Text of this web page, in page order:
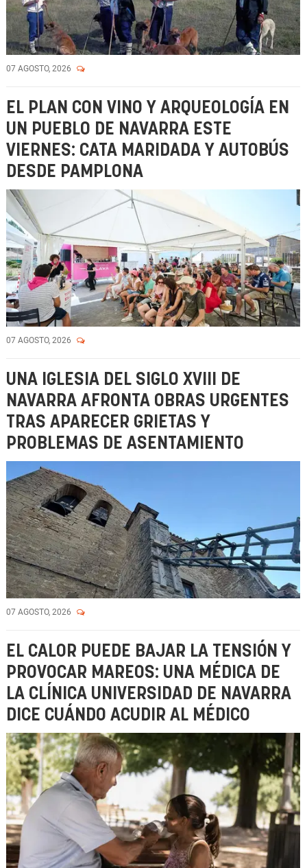
07 AGOSTO, 2026
EL PLAN CON VINO Y ARQUEOLOGÍA EN
UN PUEBLO DE NAVARRA ESTE
VIERNES: CATA MARIDADA Y AUTOBÚS
DESDE PAMPLONA
07 AGOSTO, 2026
UNA IGLESIA DEL SIGLO XVIII DE
NAVARRA AFRONTA OBRAS URGENTES
TRAS APARECER GRIETAS Y
PROBLEMAS DE ASENTAMIENTO
07 AGOSTO, 2026
EL CALOR PUEDE BAJAR LA TENSIÓN Y
PROVOCAR MAREOS: UNA MÉDICA DE
LA CLÍNICA UNIVERSIDAD DE NAVARRA
DICE CUÁNDO ACUDIR AL MÉDICO